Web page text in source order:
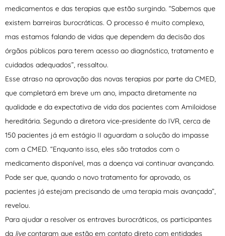
medicamentos e das terapias que estão surgindo. “Sabemos que
existem barreiras burocráticas. O processo é muito complexo,
mas estamos falando de vidas que dependem da decisão dos
órgãos públicos para terem acesso ao diagnóstico, tratamento e
cuidados adequados”, ressaltou.
Esse atraso na aprovação das novas terapias por parte da CMED,
que completará em breve um ano, impacta diretamente na
qualidade e da expectativa de vida dos pacientes com Amiloidose
hereditária. Segundo a diretora vice-presidente do IVR, cerca de
150 pacientes já em estágio II aguardam a solução do impasse
com a CMED. “Enquanto isso, eles são tratados com o
medicamento disponível, mas a doença vai continuar avançando.
Pode ser que, quando o novo tratamento for aprovado, os
pacientes já estejam precisando de uma terapia mais avançada”,
revelou.
Para ajudar a resolver os entraves burocráticos, os participantes
da livecontaram que estão em contato direto com entidades